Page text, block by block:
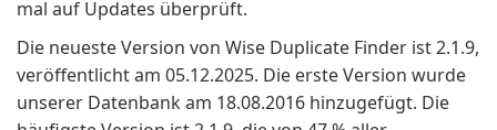
mal auf Updates überprüft.
Die neueste Version von Wise Duplicate Finder ist 2.1.9,
veröffentlicht am 05.12.2025. Die erste Version wurde
unserer Datenbank am 18.08.2016 hinzugefügt. Die